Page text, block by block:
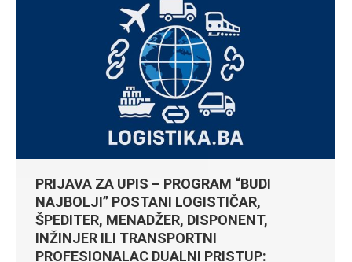
PRIJAVA ZA UPIS – PROGRAM “BUDI
NAJBOLJI” POSTANI LOGISTIČAR,
ŠPEDITER, MENADŽER, DISPONENT,
INŽINJER ILI TRANSPORTNI
PROFESIONALAC DUALNI PRISTUP: